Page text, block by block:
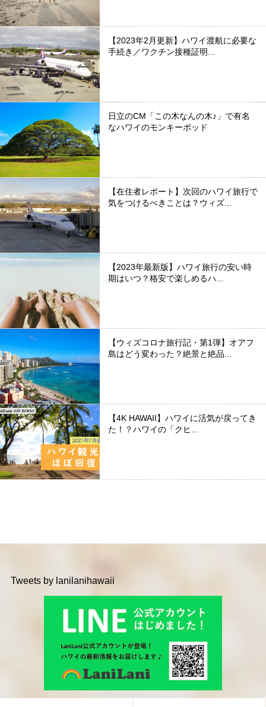
【2023年2月更新】ハワイ渡航に必要な
手続き／ワクチン接種証明...
日立のCM「この木なんの木♪」で有名
なハワイのモンキーポッド
【在住者レポート】次回のハワイ旅行で
気をつけるべきことは？ウィズ...
【2023年最新版】ハワイ旅行の安い時
期はいつ？格安で楽しめるハ...
【ウィズコロナ旅行記・第1弾】オアフ
島はどう変わった？絶景と絶品...
【4K HAWAII】ハワイに活気が戻ってき
た！？ハワイの「クヒ...
Tweets by lanilanihawaii